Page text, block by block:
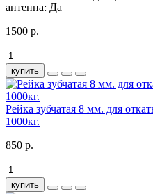
антенна: Да
1500 р.
купить
Рейка зубчатая 8 мм. для
1000кг.
850 р.
купить